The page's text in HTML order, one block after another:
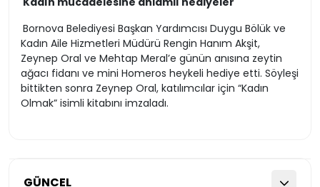
GÜNCEL
Bornova Belediyesi Başkan Yardımcısı Duygu Bölük ve
Kadın Aile Hizmetleri Müdürü Rengin Hanım Akşit,
Zeynep Oral ve Mehtap Meral’e günün anısına zeytin
ağacı fidanı ve mini Homeros heykeli hediye etti. Söyleşi
bittikten sonra Zeynep Oral, katılımcılar için “Kadın
Olmak” isimli kitabını imzaladı.